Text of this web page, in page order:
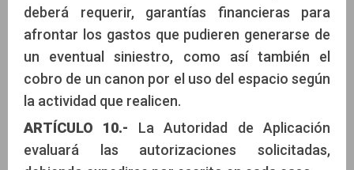
deberá requerir, garantías financieras para
afrontar los gastos que pudieren generarse de
un eventual siniestro, como así también el
cobro de un canon por el uso del espacio según
la actividad que realicen.
ARTÍCULO 10.- La Autoridad de Aplicación
evaluará las autorizaciones solicitadas,